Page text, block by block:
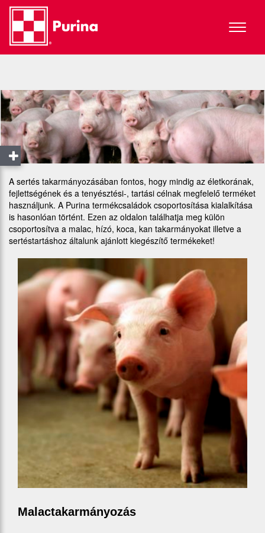
Toggle
A sertés takarmányozásában fontos, hogy mindig az életkorának,
fejlettségének és a tenyésztési-, tartási célnak megfelelő terméket
használjunk. A Purina termékcsaládok csoportosítása kialalkítása
is hasonlóan történt. Ezen az oldalon találhatja meg külön
csoportosítva a malac, hízó, koca, kan takarmányokat illetve a
sertéstartáshoz általunk ajánlott kiegészítő termékeket!
Malactakarmányozás